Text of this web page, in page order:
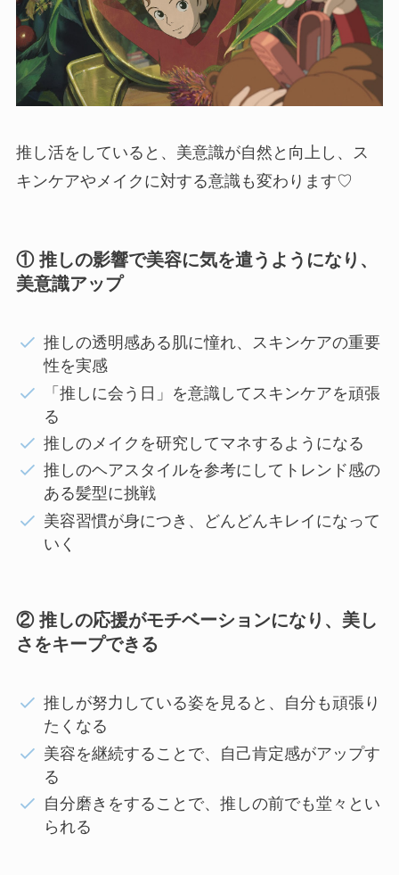
推し活をしていると、美意識が自然と向上し、ス
キンケアやメイクに対する意識も変わります♡
① 推しの影響で美容に気を遣うようになり、
美意識アップ
推しの透明感ある肌に憧れ、スキンケアの重要
性を実感
「推しに会う日」を意識してスキンケアを頑張
る
推しのメイクを研究してマネするようになる
推しのヘアスタイルを参考にしてトレンド感の
ある髪型に挑戦
美容習慣が身につき、どんどんキレイになって
いく
② 推しの応援がモチベーションになり、美し
さをキープできる
推しが努力している姿を見ると、自分も頑張り
たくなる
美容を継続することで、自己肯定感がアップす
る
自分磨きをすることで、推しの前でも堂々とい
られる